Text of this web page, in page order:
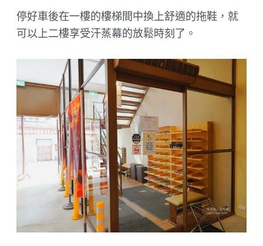
停好車後在一樓的樓梯間中換上舒適的拖鞋，就
可以上二樓享受汗蒸幕的放鬆時刻了。